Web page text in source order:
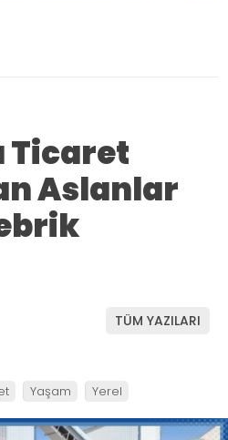
Ticaret
Aslanlar
TÜM YAZILARI
Yaşam Yerel